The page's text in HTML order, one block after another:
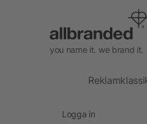
you name it. we brand it.
Logga in